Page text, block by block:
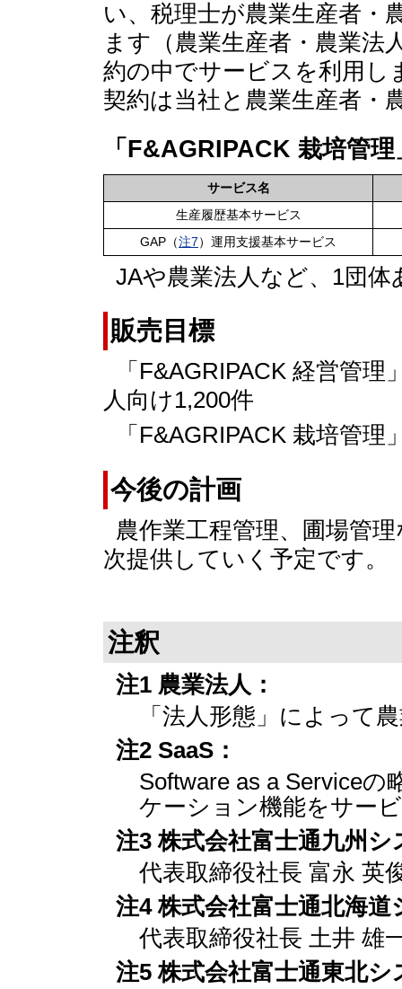
い、税理士が農業生産者・
ます（農業生産者・農業
約の中でサービスを利用し
契約は当社と農業生産者・
「F&AGRIPACK 栽培管理
サービス名
生産履歴基本サービス
GAP（注7）運用支援基本サービス
JAや農業法人など、1団
販売目標
「F&AGRIPACK 経営管
人向け1,200件
「F&AGRIPACK 栽培管
今後の計画
農作業工程管理、圃場管
次提供していく予定です。
注釈
注1 農業法人：
「法人形態」によって
注2 SaaS：
Software as a Service
ケーション機能をサー
注3 株式会社富士通九州
代表取締役社長 富永 英
注4 株式会社富士通北海
代表取締役社長 土井 雄
注5 株式会社富士通東北